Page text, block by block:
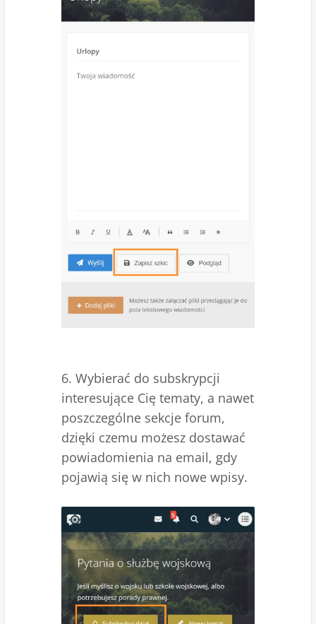
6. Wybierać do subskrypcji
interesujące Cię tematy, a nawet
poszczególne sekcje forum,
dzięki czemu możesz dostawać
powiadomienia na email, gdy
pojawią się w nich nowe wpisy.